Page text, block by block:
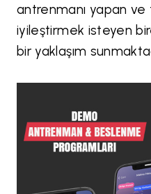
antrenmanı yapan
iyileştirmek isteyen
bir yaklaşım